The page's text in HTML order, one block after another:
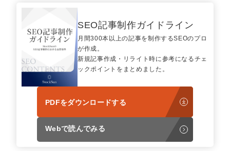
SEO記事制作ガイドライン
月間300本以上の記事を制作するSEOのプロ
が作成。
新規記事作成・リライト時に参考になるチェ
ックポイントをまとめました。
PDFをダウンロードする
Webで読んでみる